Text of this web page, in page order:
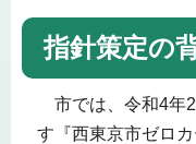
指針策定の
市では、令和4年
す『西東京市ゼロ